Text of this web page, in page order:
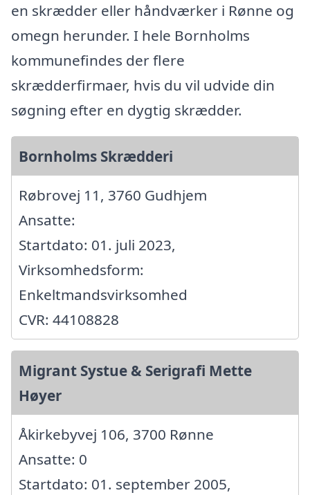
en skrædder eller håndværker i Rønne og
omegn herunder. I hele Bornholms
kommunefindes der flere
skrædderfirmaer, hvis du vil udvide din
søgning efter en dygtig skrædder.
Bornholms Skrædderi
Røbrovej 11, 3760 Gudhjem
Ansatte:
Startdato: 01. juli 2023,
Virksomhedsform:
Enkeltmandsvirksomhed
CVR: 44108828
Migrant Systue & Serigrafi Mette
Høyer
Åkirkebyvej 106, 3700 Rønne
Ansatte: 0
Startdato: 01. september 2005,